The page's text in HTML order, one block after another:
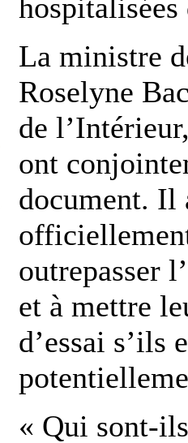
La ministre
Roselyne
de
ont
document. Il
outrepasser
et à mettre
d’essai s’ils
« Qui sont-